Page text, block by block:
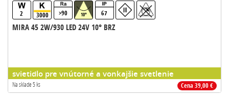
2 3000 >90 10° 67
MIRA 45 2W/930 LED 24V 10° BRZ
svietidlo pre vnútorné a vonkajšie svetlenie
Na sklade 5 ks Cena 39,00 €